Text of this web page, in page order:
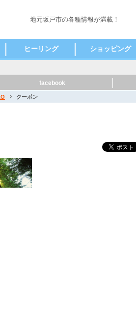
地元坂戸市の各種情報が満載！
ヒーリング ショッピング
facebook
クーポン